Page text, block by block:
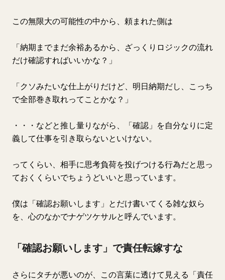
この無限大の可能性の中から、頼まれた側は
「納期までまだ余裕あるから、ざっくりロジックの流れ
だけ確認すればいいかな？」
「クソみたいな仕上がりだけど、明日納期だし、こっち
で全部巻き取れってことかな？」
・・・などと推し量りながら、「確認」を自分なりに定
義して仕事を引き取らないといけない。
ってくらい、相手に思考負荷を投げつける行為だと思っ
ておくくらいでちょうどいいと思っています。
僕は「確認お願いします」とだけ書いてくる雑な奴ら
を、心のなかでナゲツケサルと呼んでいます。
「確認お願いします」で責任転嫁すな
さらにタチが悪いのが、この言葉に透けて見える「責任